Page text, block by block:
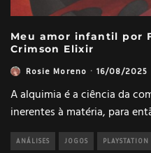
Meu amor infantil por
Crimson Elixir
Rosie Moreno · 16/08/2025
A alquimia é a ciência da
inerentes à matéria, para
ANÁLISES JOGOS PLAYSTATION